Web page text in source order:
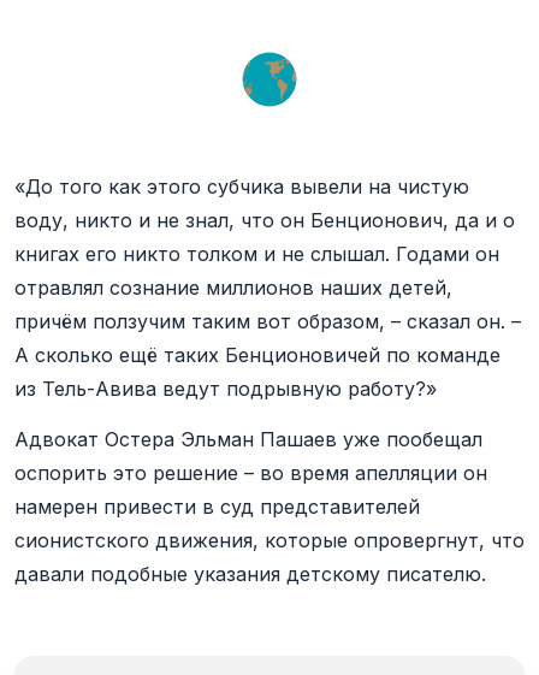
«До того как этого субчика вывели на чистую
воду, никто и не знал, что он Бенционович, да и о
книгах его никто толком и не слышал. Годами он
отравлял сознание миллионов наших детей,
причём ползучим таким вот образом, – сказал он. –
А сколько ещё таких Бенционовичей по команде
из Тель-Авива ведут подрывную работу?»
Адвокат Остера Эльман Пашаев уже пообещал
оспорить это решение – во время апелляции он
намерен привести в суд представителей
сионистского движения, которые опровергнут, что
давали подобные указания детскому писателю.